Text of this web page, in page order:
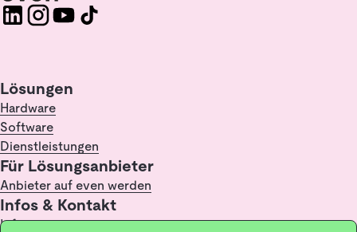
Lösungen
Hardware
Software
Dienstleistungen
Für Lösungsanbieter
Anbieter auf even werden
Infos & Kontakt
Infopoint